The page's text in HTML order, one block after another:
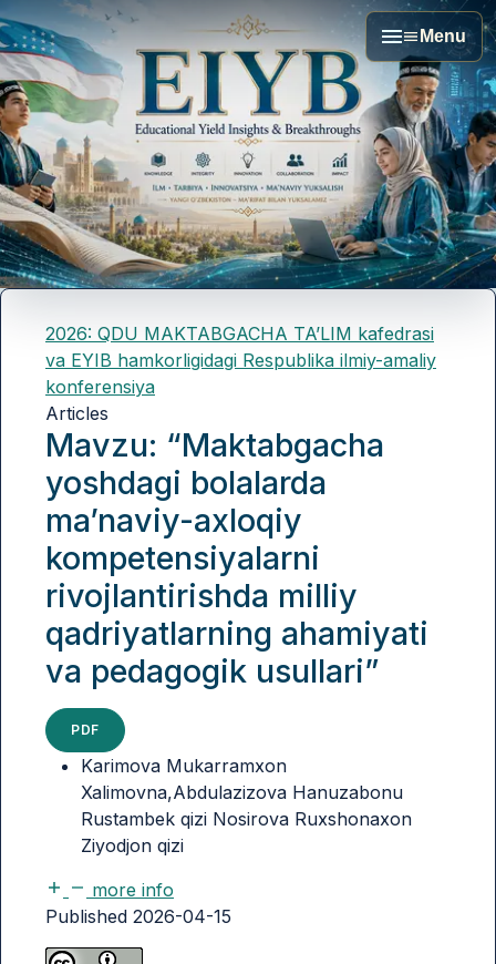
Menu
2026: QDU MAKTABGACHA TA’LIM kafedrasi
va EYIB hamkorligidagi Respublika ilmiy-amaliy
konferensiya
Articles
Mavzu: “Maktabgacha
yoshdagi bolalarda
ma’naviy-axloqiy
kompetensiyalarni
rivojlantirishda milliy
qadriyatlarning ahamiyati
va pedagogik usullari”
PDF
Karimova Mukarramxon
Xalimovna,Abdulazizova Hanuzabonu
Rustambek qizi Nosirova Ruxshonaxon
Ziyodjon qizi
more info
Published 2026-04-15